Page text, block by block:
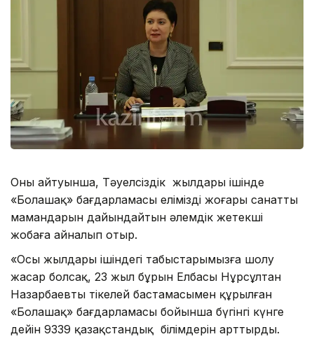
Оның айтуынша, Тәуелсіздік жылдары ішінде
«Болашақ» бағдарламасы еліміздің жоғары санатты
мамандарын дайындайтын әлемдік жетекші
жобаға айналып отыр.
«Осы жылдары ішіндегі табыстарымызға шолу
жасар болсақ, 23 жыл бұрын Елбасы Нұрсұлтан
Назарбаевтың тікелей бастамасымен құрылған
«Болашақ» бағдарламасы бойынша бүгінгі күнге
дейін 9339 қазақстандық білімдерін арттырды.